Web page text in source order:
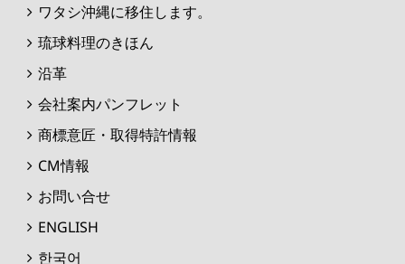
ワタシ沖縄に移住します。
琉球料理のきほん
沿革
会社案内パンフレット
商標意匠・取得特許情報
CM情報
お問い合せ
ENGLISH
한국어